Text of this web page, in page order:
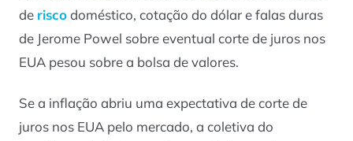
de riscodoméstico, cotação do dólar e falas duras
de Jerome Powel sobre eventual corte de juros nos
EUA pesou sobre a bolsa de valores.
Se a inflação abriu uma expectativa de corte de
juros nos EUA pelo mercado, a coletiva do